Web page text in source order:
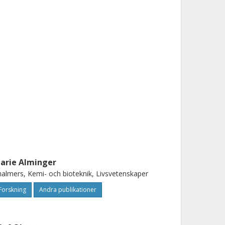
Alminger
Kemi- och bioteknik, Livsvetenskaper
Andra publikationer